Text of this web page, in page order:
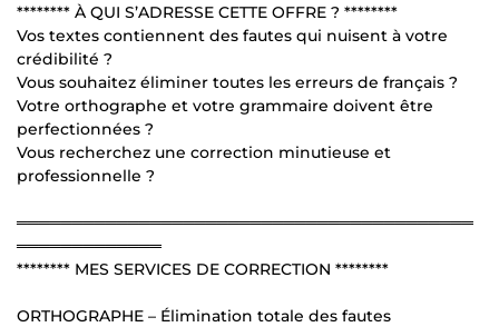
******** À QUI S’ADRESSE CETTE OFFRE ? ********
Vos textes contiennent des fautes qui nuisent à votre
crédibilité ?
Vous souhaitez éliminer toutes les erreurs de français ?
Votre orthographe et votre grammaire doivent être
perfectionnées ?
Vous recherchez une correction minutieuse et
professionnelle ?
═════════════════════════════════════════
═════════════
******** MES SERVICES DE CORRECTION ********
ORTHOGRAPHE – Élimination totale des fautes